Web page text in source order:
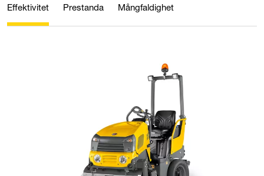
Effektivitet Prestanda Mångfaldighet